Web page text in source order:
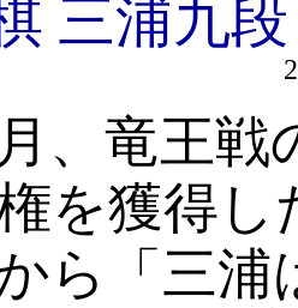
三浦九
、竜王戦
を獲得し
ら「三